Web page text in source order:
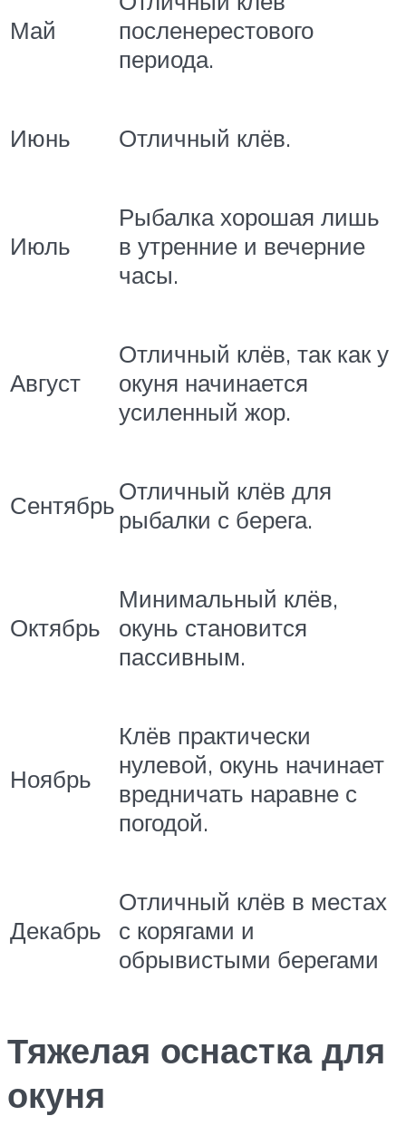
Май
посленерестового
периода.
Июнь Отличный клёв.
Июль
Рыбалка хорошая лишь
в утренние и вечерние
часы.
Август
Отличный клёв, так как у
окуня начинается
усиленный жор.
СентябрьОтличный клёв для
рыбалки с берега.
Октябрь
Минимальный клёв,
окунь становится
пассивным.
Ноябрь
Клёв практически
нулевой, окунь начинает
вредничать наравне с
погодой.
Декабрь
Отличный клёв в местах
с корягами и
обрывистыми берегами
Тяжелая оснастка для
окуня